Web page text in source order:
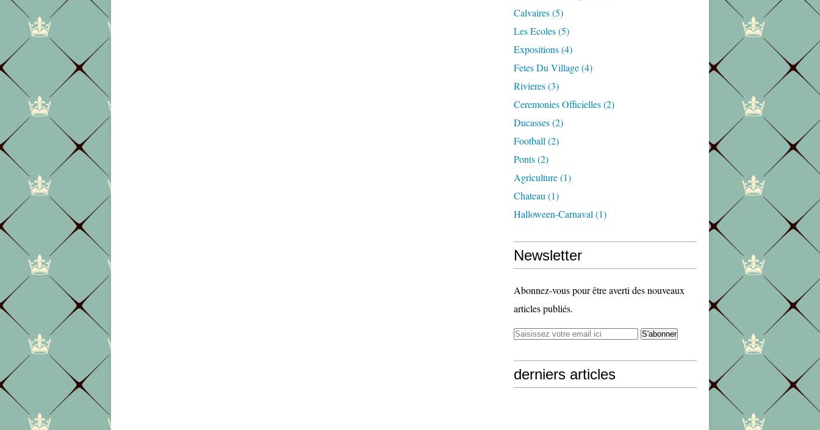
Calvaires(5)
Les Ecoles(5)
Expositions(4)
Fetes Du Village(4)
Rivieres(3)
Ceremonies Officielles(2)
Ducasses(2)
Football (2)
Ponts(2)
Agriculture(1)
Chateau (1)
Halloween-Carnaval (1)
Newsletter
Abonnez-vous pour être averti des nouveaux
articles publiés.
derniers articles